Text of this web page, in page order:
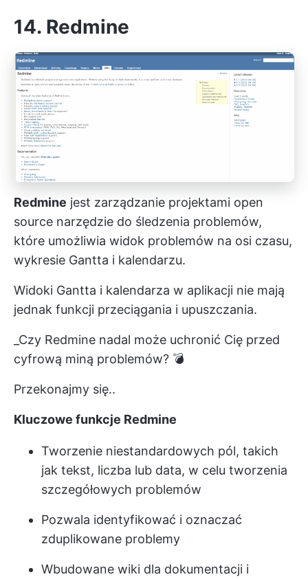
14. Redmine
Redmine jest zarządzanie projektami open
source narzędzie do śledzenia problemów,
które umożliwia widok problemów na osi czasu,
wykresie Gantta i kalendarzu.
Widoki Gantta i kalendarza w aplikacji nie mają
jednak funkcji przeciągania i upuszczania.
_Czy Redmine nadal może uchronić Cię przed
cyfrową miną problemów? 💣
Przekonajmy się..
Kluczowe funkcje Redmine
Tworzenie niestandardowych pól, takich
jak tekst, liczba lub data, w celu tworzenia
szczegółowych problemów
Pozwala identyfikować i oznaczać
zduplikowane problemy
Wbudowane wiki dla dokumentacji i